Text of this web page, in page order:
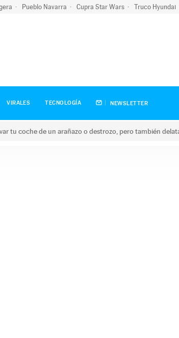
Pueblo Navarra Cupra Star Wars Truco Hyundai
VIRALES TECNOLOGÍA NEWSLETTER
tu coche de un arañazo o destrozo, pero también